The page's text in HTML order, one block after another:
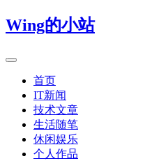
Wing的小站
首页
IT新闻
技术文章
生活随笔
休闲娱乐
个人作品